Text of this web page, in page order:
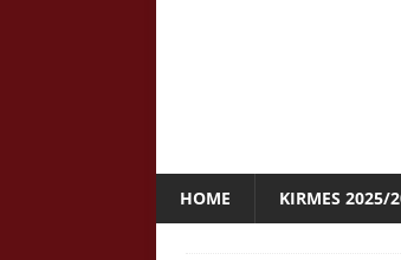
HOME KIRMES 2025/